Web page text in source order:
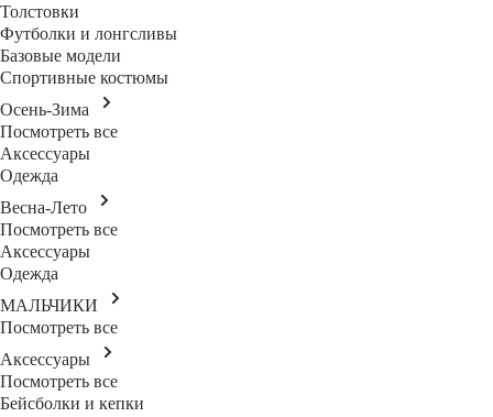
Толстовки
Футболки и лонгсливы
Базовые модели
Спортивные костюмы
Осень-Зима
Посмотреть все
Аксессуары
Одежда
Весна-Лето
Посмотреть все
Аксессуары
Одежда
МАЛЬЧИКИ
Посмотреть все
Аксессуары
Посмотреть все
Бейсболки и кепки